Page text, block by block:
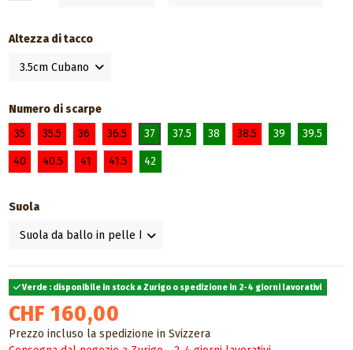
Altezza di tacco
Numero di scarpe
35
35.5 36 36.5 37 37.5 38 38.5 39 39.5
40 40.5 41 41.5 42
Suola
Verde : disponibile in stock a Zurigo o spedizione in 2-4 giorni lavorativi
CHF 160,00
Prezzo incluso la spedizione in Svizzera